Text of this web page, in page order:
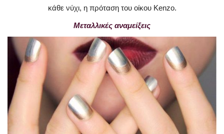
κάθε νύχι, η πρόταση του οίκου Kenzo.
Μεταλλικές αναμείξεις